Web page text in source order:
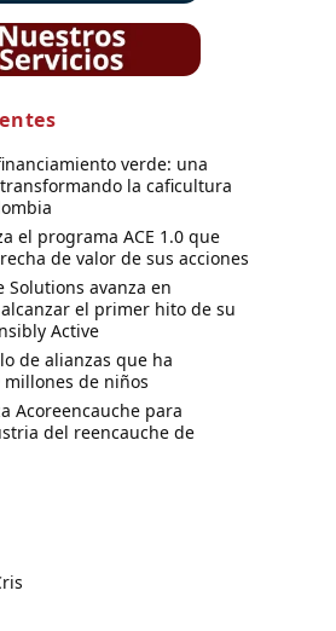
verde: una
la caficultura
el programa ACE 1.0 que
de valor de sus acciones
Solutions avanza en
el primer hito de su
Active
de alianzas que ha
millones de niños
Acoreencauche para
del reencauche de